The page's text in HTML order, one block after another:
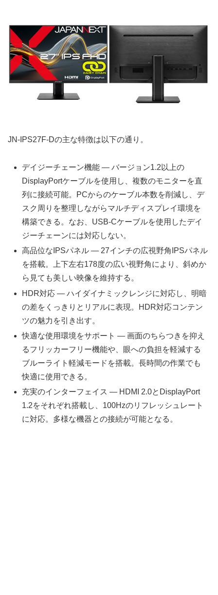
JN-IPS27F-Dの主な特徴は以下の通り。
デイジーチェーン機能 — バージョン1.2以上の
DisplayPortケーブルを使用し、複数のモニターを直
列に接続可能。PCからのケーブル本数を削減し、デ
スク周りを整理しながらマルチディスプレイ環境を
構築できる。なお、USB-Cケーブルを使用したデイ
ジーチェーンには対応しない。
高品位なIPSパネル — 27インチの広視野角IPSパネル
を搭載。上下左右178度の広い視野角により、斜めか
ら見ても美しい映像を維持する。
HDR対応 — ハイダイナミックレンジに対応し、明暗
の差をくっきりとリアルに表現。HDR対応コンテン
ツの魅力を引き出す。
快適な使用環境をサポート — 画面のちらつきを抑え
るフリッカーフリー機能や、眼への負担を軽減する
ブルーライト軽減モードを搭載。長時間の作業でも
快適に使用できる。
充実のインターフェイス — HDMI 2.0とDisplayPort
1.2をそれぞれ搭載し、100Hzのリフレッシュレート
に対応。多様な機器との接続が可能となる。